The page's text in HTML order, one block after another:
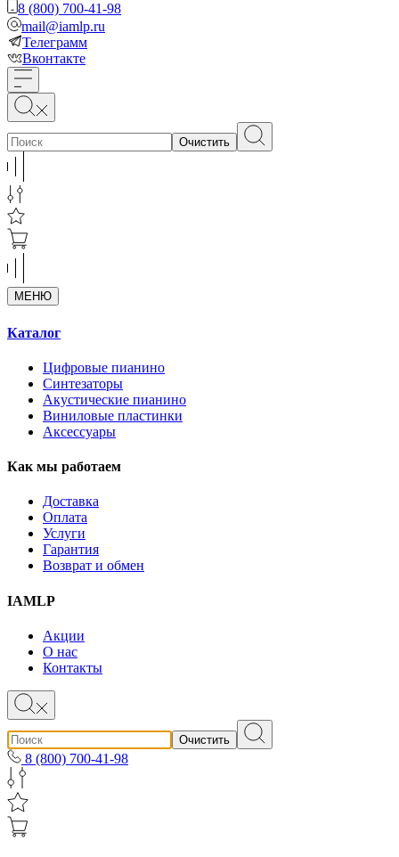
8 (800) 700-41-98
mail@iamlp.ru
Телеграмм
Вконтакте
Очистить
МЕНЮ
Каталог
Цифровые пианино
Синтезаторы
Акустические пианино
Виниловые пластинки
Аксессуары
Как мы работаем
Доставка
Оплата
Услуги
Гарантия
Возврат и обмен
IAMLP
Акции
О нас
Контакты
Очистить
8 (800) 700-41-98